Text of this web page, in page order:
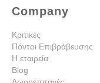
Company
Κριτικές
Πόντοι Επιβράβευσης
Η εταιρεία
Blog